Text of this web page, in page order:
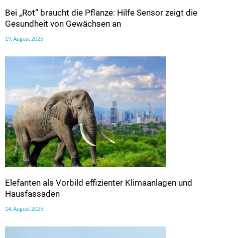
Bei „Rot“ braucht die Pflanze: Hilfe Sensor zeigt die
Gesundheit von Gewächsen an
19. August 2025
Elefanten als Vorbild effizienter Klimaanlagen und
Hausfassaden
14. August 2025